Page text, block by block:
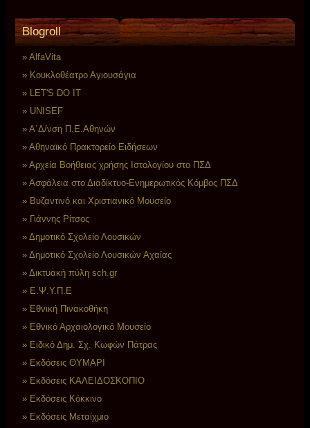
Blogroll
AlfaVita
Koυκλοθέατρο Αγιουσάγια
LET'S DO IT
UNISEF
Α΄Δ/νση Π.Ε.Αθηνών
Αθηναϊκό Πρακτορείο Ειδήσεων
Αρχεία Βοήθειας χρήσης Ιστολογίου στο ΠΣΔ
Ασφάλεια στο Διαδίκτυο-Ενημερωτικός Κόμβος ΠΣΔ
Βυζαντινό και Χριστιανικό Μουσείο
Γιάννης Ρίτσος
Δημοτικό Σχολείο Λουσικών
Δημοτικό Σχολείο Λουσικών Αχαίας
Δικτυακή πύλη sch.gr
Ε.Ψ.Υ.Π.Ε
Εθνική Πινακοθήκη
Εθνικό Αρχαιολογικό Μουσείο
Ειδικό Δημ. Σχ. Κωφών Πάτρας
Εκδόσεις ΘΥΜΑΡΙ
Εκδόσεις ΚΑΛΕΙΔΟΣΚΟΠΙΟ
Εκδόσεις Κόκκινο
Εκδόσεις Μεταίχμιο